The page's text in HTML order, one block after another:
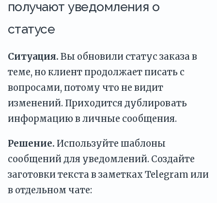
получают уведомления о
статусе
Ситуация. Вы обновили статус заказа в
теме, но клиент продолжает писать с
вопросами, потому что не видит
изменений. Приходится дублировать
информацию в личные сообщения.
Решение. Используйте шаблоны
сообщений для уведомлений. Создайте
заготовки текста в заметках Telegram или
в отдельном чате: